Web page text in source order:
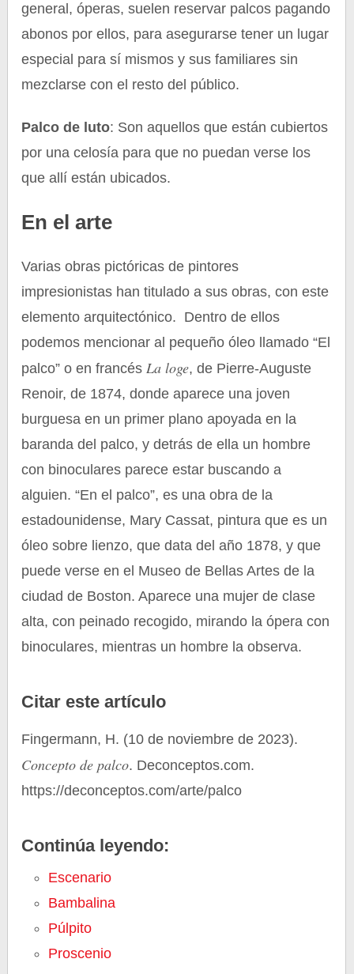
general, óperas, suelen reservar palcos pagando
abonos por ellos, para asegurarse tener un lugar
especial para sí mismos y sus familiares sin
mezclarse con el resto del público.
Palco de luto: Son aquellos que están cubiertos
por una celosía para que no puedan verse los
que allí están ubicados.
En el arte
Varias obras pictóricas de pintores
impresionistas han titulado a sus obras, con este
elemento arquitectónico. Dentro de ellos
podemos mencionar al pequeño óleo llamado “El
palco” o en francésLa loge, de Pierre-Auguste
Renoir, de 1874, donde aparece una joven
burguesa en un primer plano apoyada en la
baranda del palco, y detrás de ella un hombre
con binoculares parece estar buscando a
alguien. “En el palco”, es una obra de la
estadounidense, Mary Cassat, pintura que es un
óleo sobre lienzo, que data del año 1878, y que
puede verse en el Museo de Bellas Artes de la
ciudad de Boston. Aparece una mujer de clase
alta, con peinado recogido, mirando la ópera con
binoculares, mientras un hombre la observa.
Citar este artículo
Fingermann, H. (10 de noviembre de 2023).
Concepto de palco. Deconceptos.com.
https://deconceptos.com/arte/palco
Continúa leyendo:
Escenario
Bambalina
Púlpito
Proscenio